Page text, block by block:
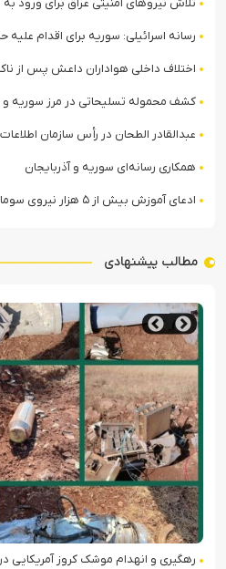
رسانه اسرائیلی: سوریه برای اقدام علیه
اختلاف داخلی هواداران داعش پس از
کشف محموله تسلیحاتی در مرز سوریه و
عبدالقادر الطحان در رأس سازمان اطلاعات سوریه؛
همکاری رسانه‌ای سوریه و آذربایجان
ادعای آموزش بیش از ۵ هزار نیروی سومالیایی با نظارت عربستان
مطالب پیشنهادی
رهگیری و انهدام موشک کروز آمریکایی